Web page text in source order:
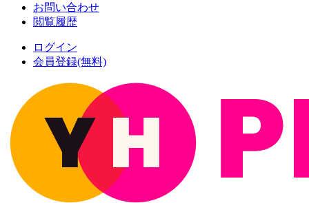
お問い合わせ
閲覧履歴
ログイン
会員登録(無料)